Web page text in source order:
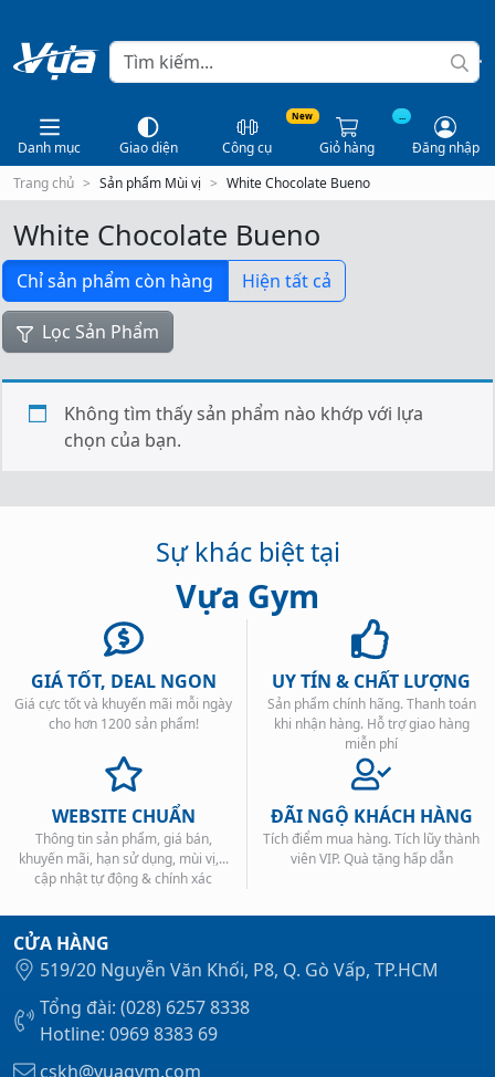
Danh mục Giao diện
New
Công cụ
...
Giỏ hàng
Đăng nhập
Trang chủ
Sản phẩm Mùi vị White Chocolate Bueno
White Chocolate Bueno
Chỉ sản phẩm còn hàng Hiện tất cả
Lọc Sản Phẩm
Không tìm thấy sản phẩm nào khớp với lựa
chọn của bạn.
Sự khác biệt tại
Vựa Gym
GIÁ TỐT, DEAL NGON
Giá cực tốt và khuyến mãi mỗi ngày
cho hơn 1200 sản phẩm!
UY TÍN & CHẤT LƯỢNG
Sản phẩm chính hãng. Thanh toán
khi nhận hàng. Hỗ trợ giao hàng
miễn phí
WEBSITE CHUẨN
Thông tin sản phẩm, giá bán,
khuyến mãi, hạn sử dụng, mùi vị,...
cập nhật tự động & chính xác
ĐÃI NGỘ KHÁCH HÀNG
Tích điểm mua hàng. Tích lũy thành
viên VIP. Quà tặng hấp dẫn
CỬA HÀNG
519/20 Nguyễn Văn Khối, P8, Q. Gò Vấp, TP.HCM
Tổng đài: (028) 6257 8338
Hotline: 0969 8383 69
cskh@vuagym.com